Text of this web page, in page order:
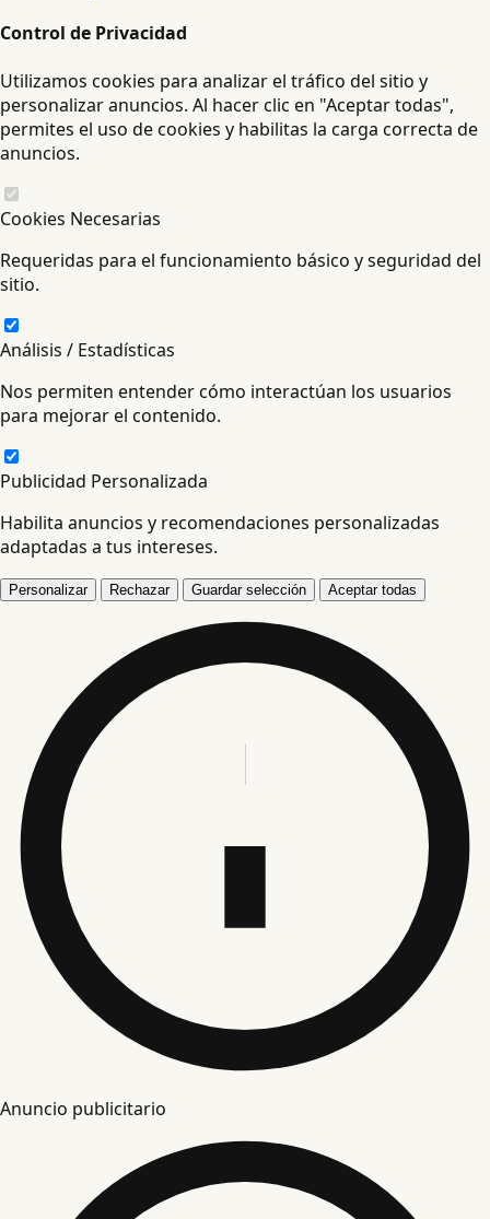
Control de Privacidad
Utilizamos cookies para analizar el tráfico del sitio y
personalizar anuncios. Al hacer clic en "Aceptar todas",
permites el uso de cookies y habilitas la carga correcta de
anuncios.
Cookies Necesarias
Requeridas para el funcionamiento básico y seguridad del
sitio.
Análisis / Estadísticas
Nos permiten entender cómo interactúan los usuarios
para mejorar el contenido.
Publicidad Personalizada
Habilita anuncios y recomendaciones personalizadas
adaptadas a tus intereses.
Personalizar Rechazar Guardar selección Aceptar todas
Anuncio publicitario